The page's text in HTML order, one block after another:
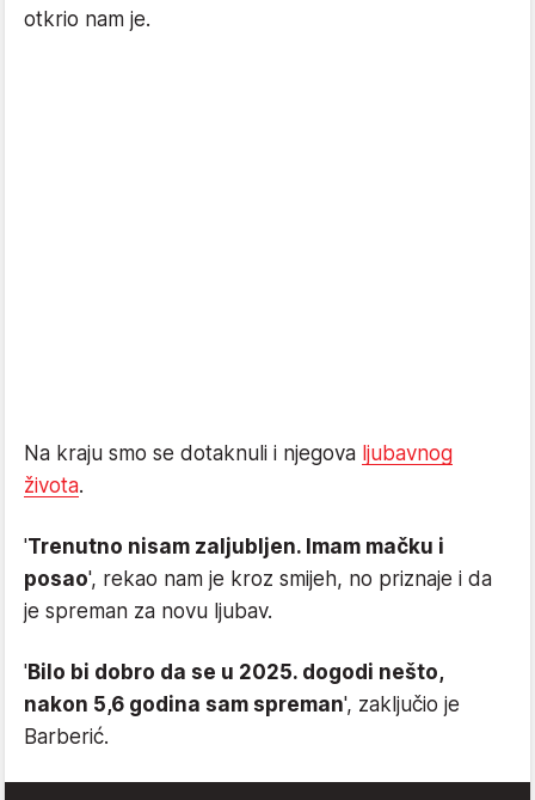
otkrio nam je.
Na kraju smo se dotaknuli i njegova ljubavnog
života.
'Trenutno nisam zaljubljen. Imam mačku i
posao', rekao nam je kroz smijeh, no priznaje i da
je spreman za novu ljubav.
'Bilo bi dobro da se u 2025. dogodi nešto,
nakon 5,6 godina sam spreman', zaključio je
Barberić.